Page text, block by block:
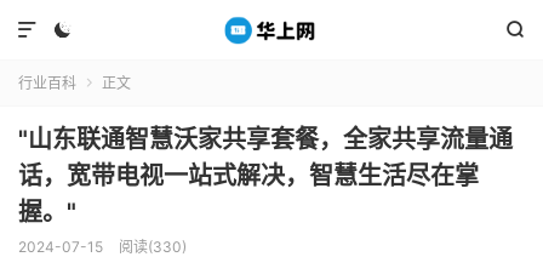
 

行业百科  正文
"山东联通智慧沃家共享套餐，全家共享流量通
话，宽带电视一站式解决，智慧生活尽在掌
握。"
2024-07-15 阅读(330)